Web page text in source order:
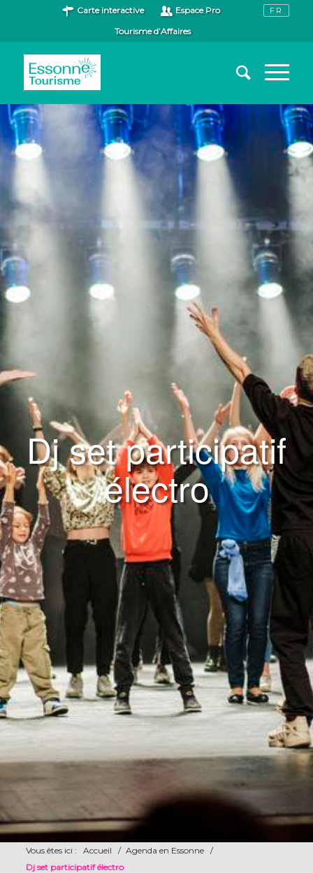
Carte interactive
Espace Pro
Tourisme d’Affaires
Dj set participatif
électro
Vous êtes ici : Accueil / Agenda en Essonne
/
Dj set participatif électro